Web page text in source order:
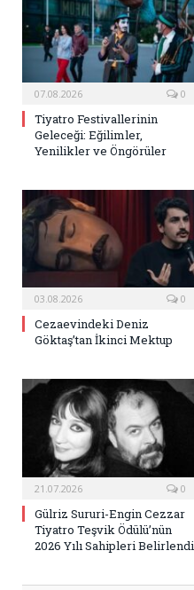
07.08.2026 0
Tiyatro Festivallerinin
Geleceği: Eğilimler,
Yenilikler ve Öngörüler
03.08.2026 0
Cezaevindeki Deniz
Göktaş’tan İkinci Mektup
21.07.2026 0
Gülriz Sururi-Engin Cezzar
Tiyatro Teşvik Ödülü’nün
2026 Yılı Sahipleri Belirlendi